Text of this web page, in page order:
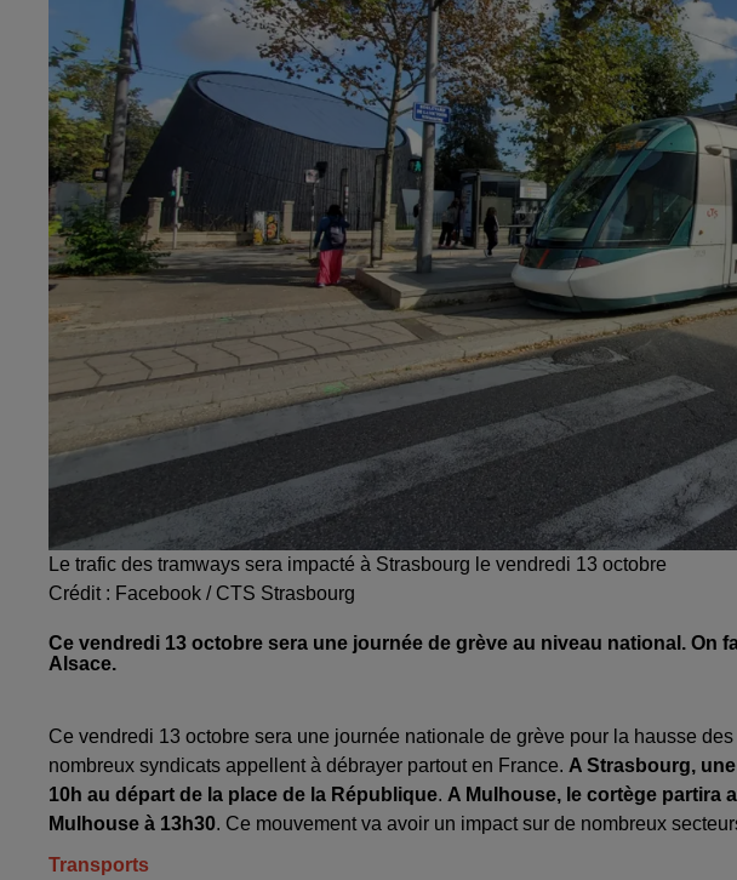
Le trafic des tramways sera impacté à Strasbourg le vendredi 13 octobre
Crédit : Facebook / CTS Strasbourg
Ce vendredi 13 octobre sera une journée de grève au niveau national. On
Alsace.
Ce vendredi 13 octobre sera une journée nationale de grève pour la hausse
nombreux syndicats appellent à débrayer partout en France. A Strasbourg,
10h au départ de la place de la République. A Mulhouse, le cortège partira
Mulhouse à 13h30. Ce mouvement va avoir un impact sur de nombreux
Transports